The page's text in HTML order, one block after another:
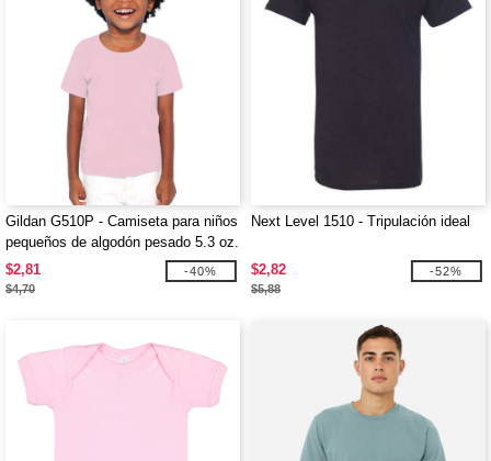
Gildan G510P - Camiseta para niños
pequeños de algodón pesado 5.3 oz.
$2,81
$4,70
-40%
Next Level 1510 - Tripulación ideal
$2,82
$5,88
-52%